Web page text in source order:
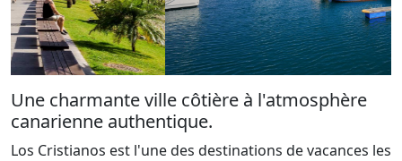
Une charmante ville côtière à l'atmosphère
canarienne authentique.
Los Cristianos est l'une des destinations de vacances les